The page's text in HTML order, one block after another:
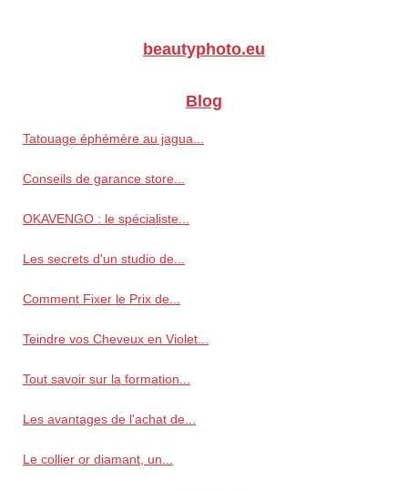
beautyphoto.eu
Blog
Tatouage éphémère au jagua...
Conseils de garance store...
OKAVENGO : le spécialiste...
Les secrets d'un studio de...
Comment Fixer le Prix de...
Teindre vos Cheveux en Violet...
Tout savoir sur la formation...
Les avantages de l'achat de...
Le collier or diamant, un...